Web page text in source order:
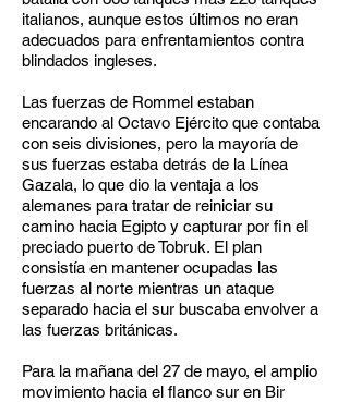
italianos, aunque estos últimos no eran
adecuados para enfrentamientos contra
blindados ingleses.
Las fuerzas de Rommel estaban
encarando al Octavo Ejército que contaba
con seis divisiones, pero la mayoría de
sus fuerzas estaba detrás de la Línea
Gazala, lo que dio la ventaja a los
alemanes para tratar de reiniciar su
camino hacia Egipto y capturar por fin el
preciado puerto de Tobruk. El plan
consistía en mantener ocupadas las
fuerzas al norte mientras un ataque
separado hacia el sur buscaba envolver a
las fuerzas británicas.
Para la mañana del 27 de mayo, el amplio
movimiento hacia el flanco sur en Bir